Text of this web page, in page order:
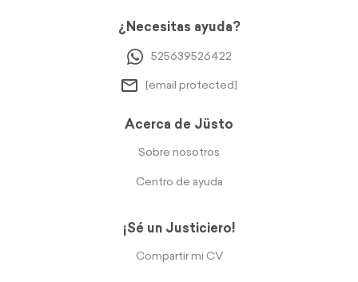
¿Necesitas ayuda?
525639526422
[email protected]
Acerca de Jüsto
Sobre nosotros
Centro de ayuda
¡Sé un Justiciero!
Compartir mi CV